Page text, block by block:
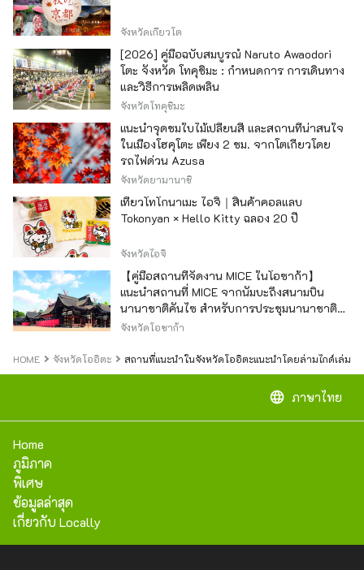
จังหวัดเกียวโต
[2026] คู่มือฉบับสมบูรณ์ Naruto Awaodori
โตะ จังหวัด โทคุชิมะ : กำหนดการ การเดินทาง
และวิธีการเพลิดเพลิน
จังหวัดโทคุชิมะ
แนะนำจุดชมใบไม้เปลี่ยนสี และสถานที่น่าสนใจ
ในเมืองโฮคุโตะ เพียง 2 ชม. จากโตเกียวโดย
รถไฟด่วน Azusa
จังหวัดยามานาชิ
เที่ยวโทโกนาเมะ ไอจิ｜สินค้าคอลแลบ
Tokonyan × Hello Kitty ฉลอง 20 ปี
จังหวัดไอจิ
【คู่มือสถานที่จัดงาน MICE ในโอซาก้า】
แนะนำสถานที่ MICE จากนัมบะถึงสนามบิน
นานาชาติคันไซ สำหรับการประชุมนานาชาติ
และกิจกรรมองค์กร
จังหวัดโอซาก้า
HOME จังหวัดโออิตะ สถานที่แนะนำในจังหวัดโออิตะแนะนำโดยล่ามไกด์เล่ม 1
language ภาษาไทย
Home
ภูมิภาค
พิเศษ
ข้อมูลล่าสุด
เกี่ยวกับ Locally